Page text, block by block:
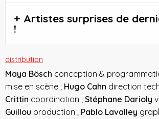
+ Artistes surprises de
!
distribution
Maya Bösch conception &
mise en scène ; Hugo Cahn direction
Crittin coordination ; Stéphane Darioly
Guillou production ; Pablo Lavalley